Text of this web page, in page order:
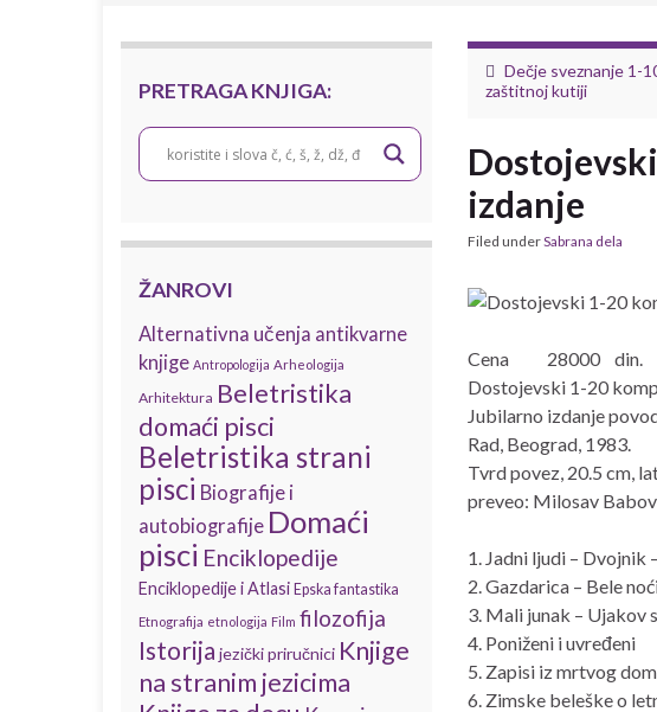
PRETRAGA KNJIGA:
ŽANROVI
Alternativna učenja antikvarne
knjige Antropologija Arheologija
Arhitektura Beletristika
domaći pisci
Beletristika strani
pisci Biografije i
autobiografije Domaći
pisci Enciklopedije
Enciklopedije i Atlasi Epska fantastika
Etnografija etnologija Film filozofija
Istorija jezički priručnici Knjige
na stranim jezicima
Dečje sveznanje 1-
zaštitnoj kutiji
izdanje
Filed underSabrana dela
Cena
28000 din.
Dostojevski 1-20
Jubilarno izdanje
Rad, Beograd, 1983.
Tvrd povez, 20.5 cm,
preveo: Milosav
1. Jadni ljudi – Dvojnik
2. Gazdarica – Bele
3. Mali junak – Ujakov
4. Poniženi i uvređeni
5. Zapisi iz mrtvog
6. Zimske beleške o